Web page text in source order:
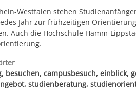
Westfalen stehen
Jahr zur frühzeitigen
Auch die Hochschule Hamm-
besuchen, campusbesuch, einblick,
studienberatung,